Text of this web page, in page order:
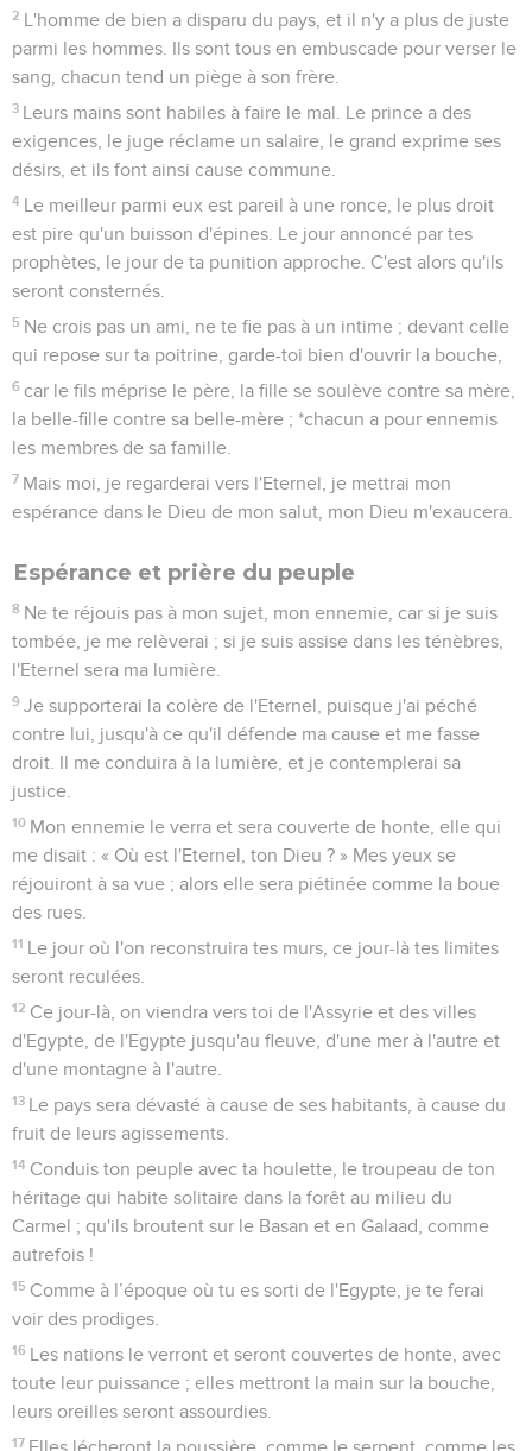
2 L'homme de bien a disparu du pays, et il n'y a plus de juste
parmi les hommes. Ils sont tous en embuscade pour verser le
sang, chacun tend un piège à son frère.
3 Leurs mains sont habiles à faire le mal. Le prince a des
exigences, le juge réclame un salaire, le grand exprime ses
désirs, et ils font ainsi cause commune.
4 Le meilleur parmi eux est pareil à une ronce, le plus droit
est pire qu'un buisson d'épines. Le jour annoncé par tes
prophètes, le jour de ta punition approche. C'est alors qu'ils
seront consternés.
5 Ne crois pas un ami, ne te fie pas à un intime ; devant celle
qui repose sur ta poitrine, garde-toi bien d'ouvrir la bouche,
6 car le fils méprise le père, la fille se soulève contre sa mère,
la belle-fille contre sa belle-mère ; *chacun a pour ennemis
les membres de sa famille.
7 Mais moi, je regarderai vers l'Eternel, je mettrai mon
espérance dans le Dieu de mon salut, mon Dieu m'exaucera.
Espérance et prière du peuple
8 Ne te réjouis pas à mon sujet, mon ennemie, car si je suis
tombée, je me relèverai ; si je suis assise dans les ténèbres,
l'Eternel sera ma lumière.
9 Je supporterai la colère de l'Eternel, puisque j'ai péché
contre lui, jusqu'à ce qu'il défende ma cause et me fasse
droit. Il me conduira à la lumière, et je contemplerai sa
justice.
10 Mon ennemie le verra et sera couverte de honte, elle qui
me disait : « Où est l'Eternel, ton Dieu ? » Mes yeux se
réjouiront à sa vue ; alors elle sera piétinée comme la boue
des rues.
11 Le jour où l'on reconstruira tes murs, ce jour-là tes limites
seront reculées.
12 Ce jour-là, on viendra vers toi de l'Assyrie et des villes
d'Egypte, de l'Egypte jusqu'au fleuve, d'une mer à l'autre et
d'une montagne à l'autre.
13 Le pays sera dévasté à cause de ses habitants, à cause du
fruit de leurs agissements.
14 Conduis ton peuple avec ta houlette, le troupeau de ton
héritage qui habite solitaire dans la forêt au milieu du
Carmel ; qu'ils broutent sur le Basan et en Galaad, comme
autrefois !
15 Comme à l’époque où tu es sorti de l'Egypte, je te ferai
voir des prodiges.
16 Les nations le verront et seront couvertes de honte, avec
toute leur puissance ; elles mettront la main sur la bouche,
leurs oreilles seront assourdies.
17 Elles lécheront la poussière, comme le serpent, comme les